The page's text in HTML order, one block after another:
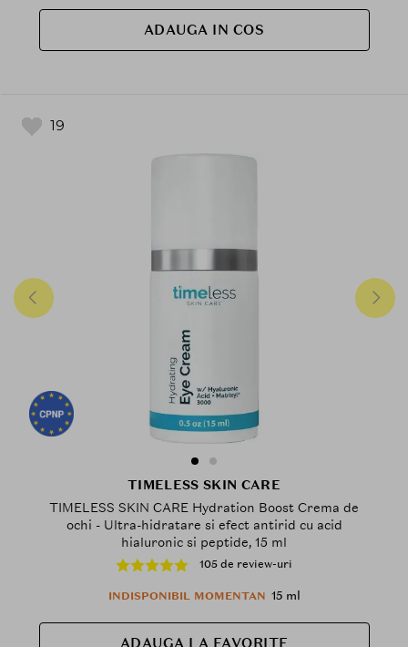
ADAUGA IN COS
19
TIMELESS SKIN CARE
TIMELESS SKIN CARE Hydration Boost Crema de
ochi - Ultra-hidratare si efect antirid cu acid
hialuronic si peptide, 15 ml
105 de review-uri
INDISPONIBIL MOMENTAN 15 ml
ADAUGA LA FAVORITE